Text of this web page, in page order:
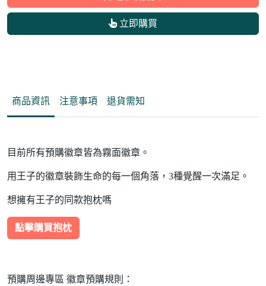
立即購買
商品資訊 注意事項 退貨需知
目前所有預購徽章皆為霧面徽章。
用王子的徽章裝飾生命的每一個角落，3種覺醒一次滿足。
想擁有王子的同款抱枕嗎
點擊購買抱枕
預購周邊專區 徽章預購規則：